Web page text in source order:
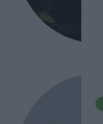
Πάρος:
θάνατο
ΚΡΗΤΗ